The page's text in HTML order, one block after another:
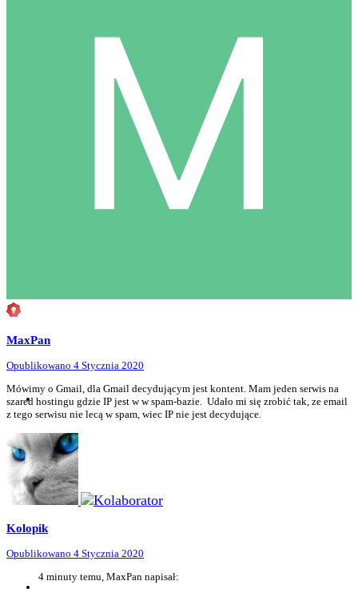
MaxPan
Opublikowano 4 Stycznia 2020
Mówimy o Gmail, dla Gmail decydującym jest kontent. Mam jeden serwis na
szared hostingu gdzie IP jest w w spam-bazie. Udało mi się zrobić tak, ze email
z tego serwisu nie lecą w spam, wiec IP nie jest decydujące.
Kolopik
Opublikowano 4 Stycznia 2020
4 minuty temu, MaxPan napisał: